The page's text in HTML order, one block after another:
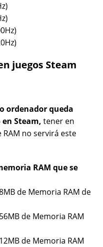
juegos Steam
ordenador queda
Steam, tener en
no servirá este
RAM que se
de Memoria RAM de
de Memoria RAM
de Memoria RAM